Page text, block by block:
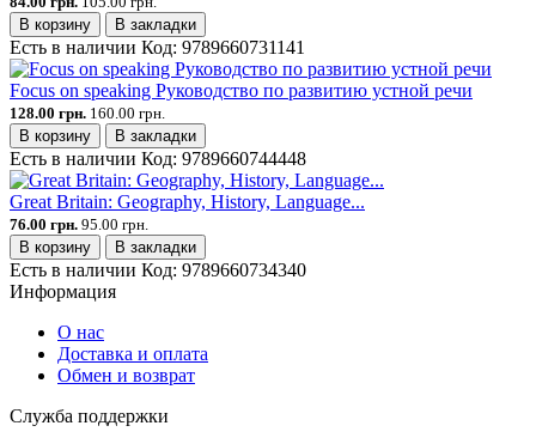
В корзину
В закладки
Есть в наличии Код: 9789660731141
Focus on speaking Руководство по развитию устной речи
128.00 грн. 160.00 грн.
В корзину
В закладки
Есть в наличии Код: 9789660744448
Great Britain: Geography, History, Language...
76.00 грн. 95.00 грн.
В корзину
В закладки
Есть в наличии Код: 9789660734340
Информация
О нас
Доставка и оплата
Обмен и возврат
Служба поддержки